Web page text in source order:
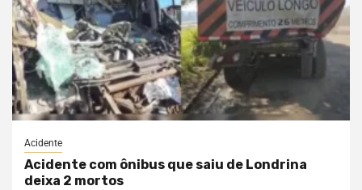
Acidente
Acidente com ônibus que saiu de Londrina
deixa 2 mortos